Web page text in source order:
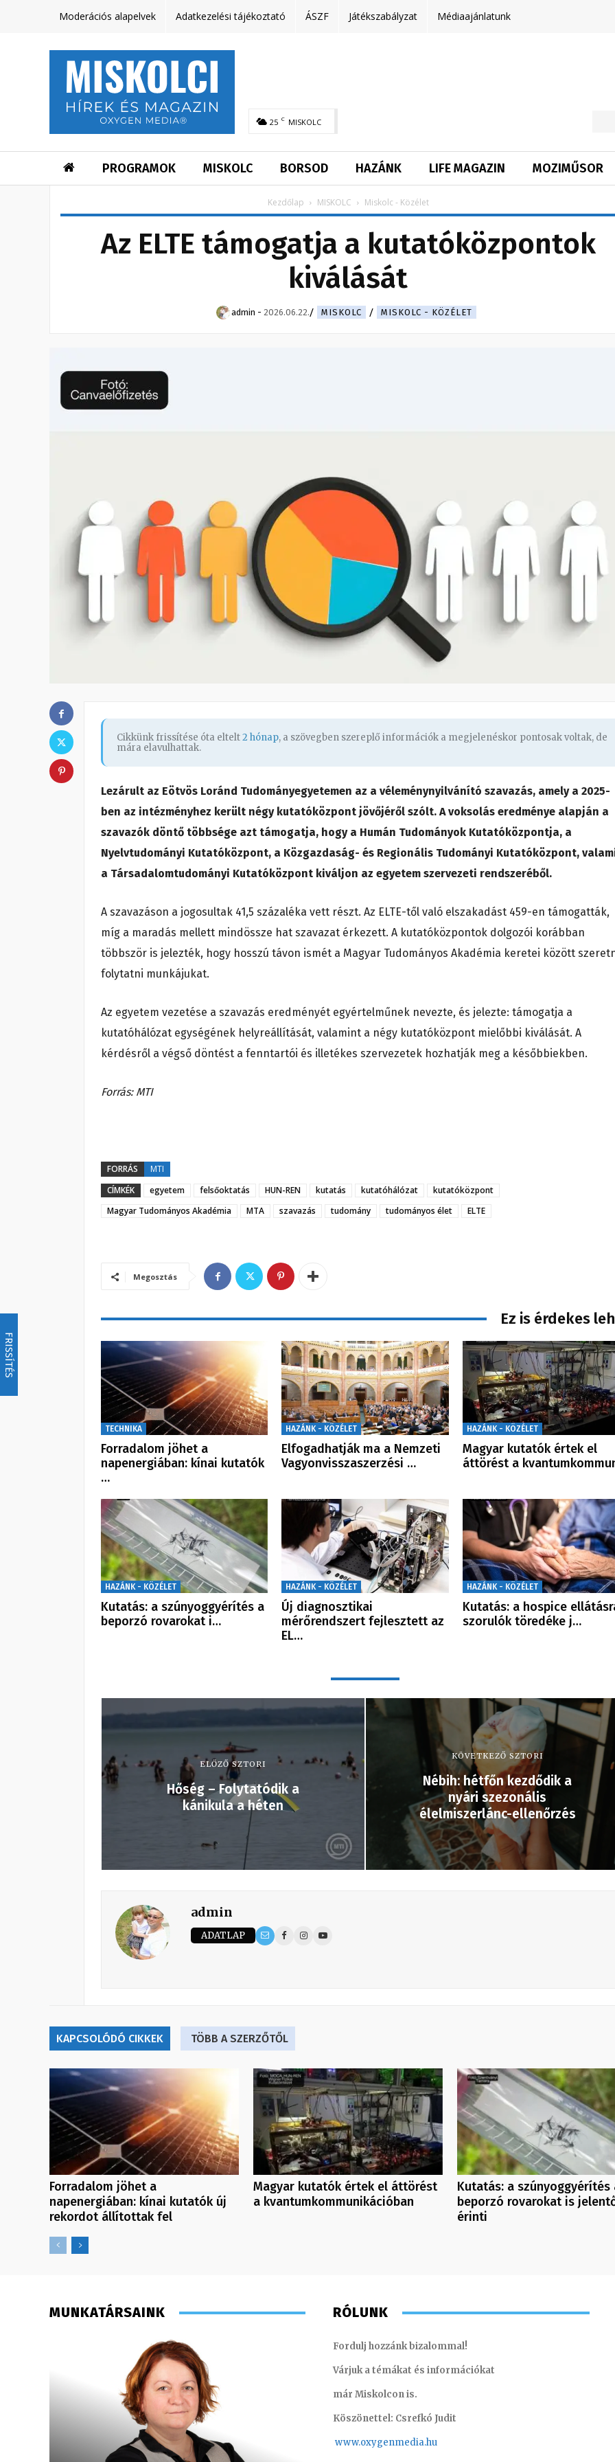
FRISSÍTÉS
Moderációs alapelvek Adatkezelési tájékoztató ÁSZF Játékszabályzat Médiaajánlatunk
25 C MISKOLC
PROGRAMOK MISKOLC BORSOD HAZÁNK LIFE MAGAZIN MOZIMŰSOR
Kezdőlap MISKOLC Miskolc - Közélet
Az ELTE támogatja a kutatóközpontok
kiválását
admin - 2026.06.22. MISKOLC MISKOLC - KÖZÉLET
Cikkünk frissítése óta eltelt2 hónap, a szövegben szereplő információk a megjelenéskor pontosak voltak, de
mára elavulhattak.
Lezárult az Eötvös Loránd Tudományegyetemen az a véleménynyilvánító szavazás, amely a 2025-
ben az intézményhez került négy kutatóközpont jövőjéről szólt. A voksolás eredménye alapján a
szavazók döntő többsége azt támogatja, hogy a Humán Tudományok Kutatóközpontja, a
Nyelvtudományi Kutatóközpont, a Közgazdaság- és Regionális Tudományi Kutatóközpont,
a Társadalomtudományi Kutatóközpont kiváljon az egyetem szervezeti rendszeréből.
A szavazáson a jogosultak 41,5 százaléka vett részt. Az ELTE-től való elszakadást 459-en támogatták,
míg a maradás mellett mindössze hat szavazat érkezett. A kutatóközpontok dolgozói korábban
többször is jelezték, hogy hosszú távon ismét a Magyar Tudományos Akadémia keretei között
folytatni munkájukat.
Az egyetem vezetése a szavazás eredményét egyértelműnek nevezte, és jelezte: támogatja a
kutatóhálózat egységének helyreállítását, valamint a négy kutatóközpont mielőbbi kiválását. A
kérdésről a végső döntést a fenntartói és illetékes szervezetek hozhatják meg a későbbiekben.
Forrás: MTI
FORRÁS
MTI
CÍMKÉK
egyetem felsőoktatás HUN-REN kutatás kutatóhálózat
kutatóközpont
Magyar Tudományos Akadémia
MTA szavazás tudomány tudományos élet ELTE
Megosztás
Ez is érdekes
TECHNIKA
Forradalom jöhet a
napenergiában: kínai kutatók
…
HAZÁNK - KÖZÉLET
Elfogadhatják ma a Nemzeti
Vagyonvisszaszerzési …
HAZÁNK - KÖZÉLET
Magyar kutatók értek el
áttörést a
HAZÁNK - KÖZÉLET
Kutatás: a szúnyoggyérítés a
beporzó rovarokat i…
HAZÁNK - KÖZÉLET
Új diagnosztikai
mérőrendszert fejlesztett az
EL…
HAZÁNK - KÖZÉLET
Kutatás: a hospice
szorulók töredéke j…
ELŐZŐ SZTORI
Hőség – Folytatódik a
kánikula a héten
KÖVETKEZŐ SZTORI
Nébih: hétfőn kezdődik a
nyári szezonális
élelmiszerlánc-ellenőrzés
admin
ADATLAP
KAPCSOLÓDÓ CIKKEK TÖBB A SZERZŐTŐL
Forradalom jöhet a
napenergiában: kínai kutatók új
rekordot állítottak fel
Magyar kutatók értek el áttörést
a kvantumkommunikációban
Kutatás: a szúnyoggyérítés
beporzó rovarokat is
érinti
MUNKATÁRSAINK RÓLUNK
Fordulj hozzánk bizalommal!
Várjuk a témákat és információkat
már Miskolcon is.
Köszönettel: Csrefkó Judit
www.oxygenmedia.hu